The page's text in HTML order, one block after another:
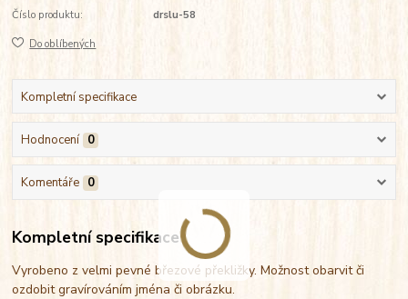
Číslo produktu: drslu-58
Do oblíbených
Kompletní specifikace
Hodnocení 0
Komentáře 0
Kompletní specifikace
Vyrobeno z velmi pevné březové překližky. Možnost obarvit či
ozdobit gravírováním jména či obrázku.